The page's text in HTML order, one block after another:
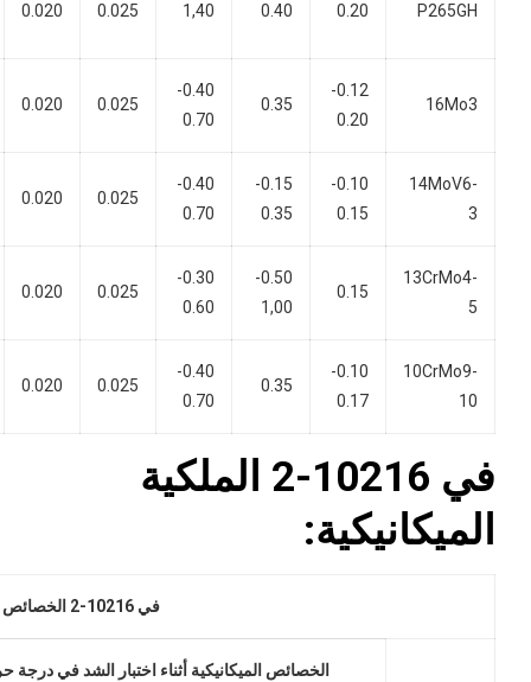
P265GH
0.20
0.40
1,40
0.025
0.020
16Mo3
0.12-
0.20
0.35
0.40-
0.70
0.025
0.020
14MoV6-
3
0.10-
0.15
0.15-
0.35
0.40-
0.70
0.025
0.020
13CrMo4-
5
0.15
0.50-
1,00
0.30-
0.60
0.025
0.020
10CrMo9-
10
0.10-
0.17
0.35
0.40-
0.70
0.025
0.020
في 10216-2 الملكية
الميكانيكية:
في 10216-2 الخصائص الميكانيكية
الخصائص الميكانيكية أثناء اختبار الشد في درجة